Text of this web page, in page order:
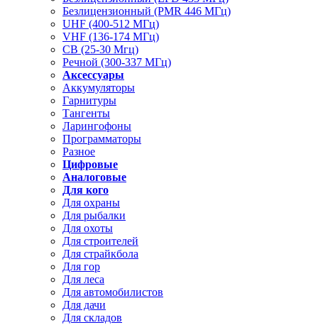
Безлицензионный (PMR 446 МГц)
UHF (400-512 МГц)
VHF (136-174 МГц)
CB (25-30 Мгц)
Речной (300-337 МГц)
Аксессуары
Аккумуляторы
Гарнитуры
Тангенты
Ларингофоны
Программаторы
Разное
Цифровые
Аналоговые
Для кого
Для охраны
Для рыбалки
Для охоты
Для строителей
Для страйкбола
Для гор
Для леса
Для автомобилистов
Для дачи
Для складов